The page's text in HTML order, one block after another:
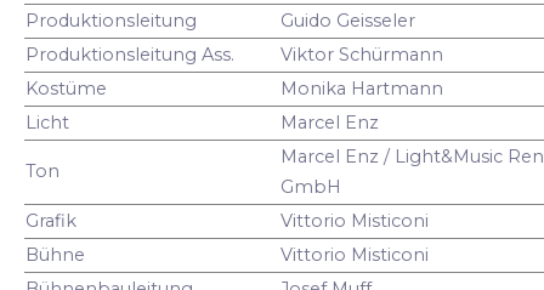
Produktionsleitung
Guido Geisseler
Produktionsleitung Ass.
Viktor Schürmann
Kostüme
Monika Hartmann
Licht
Marcel Enz
Ton
Marcel Enz / Light&Music
GmbH
Grafik
Vittorio Misticoni
Bühne
Vittorio Misticoni